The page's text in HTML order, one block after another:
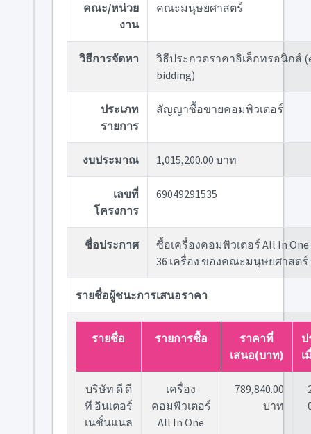
คณะ/หน่วย
งาน
คณะมนุษยศาสตร์
วิธีการจัดหา
วิธีประกวดราคาอิเล็กทรอนิกส์
bidding)
ประเภท
รายการ
สัญญาซื้อขายคอมพิวเตอร์
งบประมาณ 1,015,200.00 บาท
เลขที่
โครงการ
69049291535
ชื่อประกาศ
ซื้อเครื่องคอมพิวเตอร์ All In
36 เครื่อง ของคณะมนุษยศาสตร์
รายชื่อผู้ชนะการเสนอราคา
รายชื่อ รายการซื้อ
ราคาที่
เสนอ(บาท)
ป
เ
บริษัท ดี ดี
ที อินเตอร์
เนชั่นแนล
เครื่อง
คอมพิวเตอร์
All In One
789,840.00
บาท